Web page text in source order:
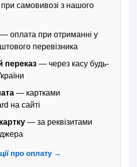
самовивозі з нашого
— оплата при отриманні у
перевізника
переказ — через касу будь-
— картками
на сайті
— за реквізитами
про оплату →